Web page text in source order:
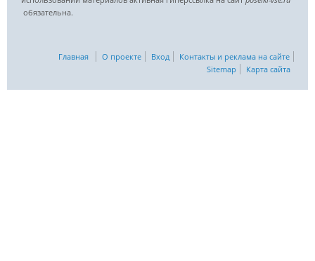
обязательна.
Главная О проекте Вход
Контакты и реклама на сайте
Sitemap
Карта сайта